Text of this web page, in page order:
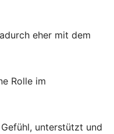
eher mit dem
Rolle im
unterstützt und